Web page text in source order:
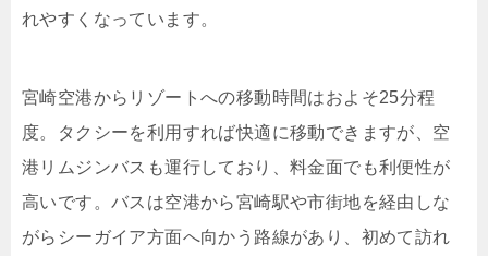
れやすくなっています。
宮崎空港からリゾートへの移動時間はおよそ25分程
度。タクシーを利用すれば快適に移動できますが、空
港リムジンバスも運行しており、料金面でも利便性が
高いです。バスは空港から宮崎駅や市街地を経由しな
がらシーガイア方面へ向かう路線があり、初めて訪れ